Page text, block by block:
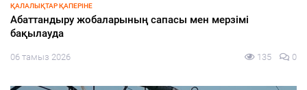
СПОРТ
Азия чемпионына құрмет көрсетілді
ҚҰРЫЛТАЙ-2026